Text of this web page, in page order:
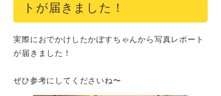
トが届きました！
実際におでかけしたかぼすちゃんから写真レポート
が届きました！
ぜひ参考にしてくださいね〜